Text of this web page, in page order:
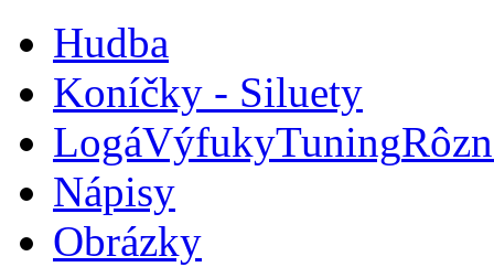
Hudba
Koníčky - Siluety
LogáVýfukyTuning
Nápisy
Obrázky